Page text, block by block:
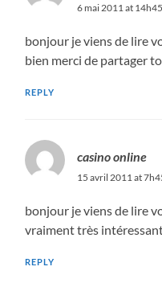
6 mai 2011 at 14h45
bonjour je viens de lire
bien merci de partager
REPLY
casino online
15 avril 2011 at
bonjour je viens de lire
vraiment très
REPLY